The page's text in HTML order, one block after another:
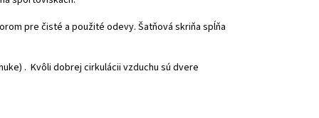
pre čisté a použité odevy. Šatňová skriňa spĺňa
. Kvôli dobrej cirkulácii vzduchu sú dvere